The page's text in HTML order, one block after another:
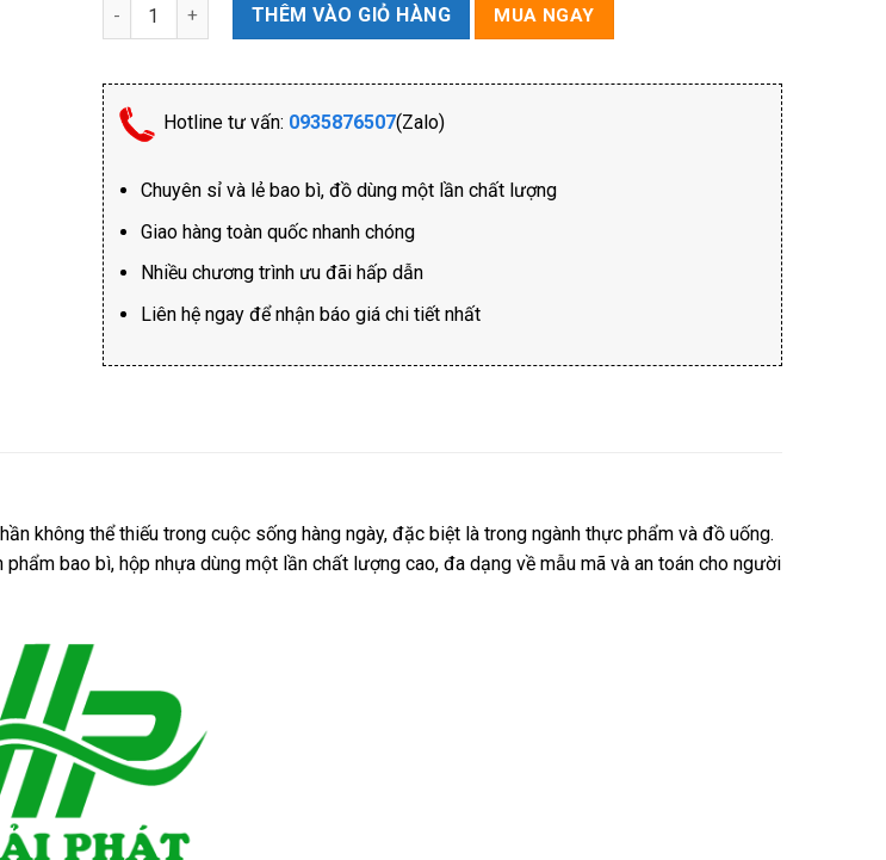
Bao 2 Vách Ngăn số lượngTHÊM VÀO GIỎ HÀNG MUA NGAY
Hotline tư vấn: 0935876507(Zalo)
Chuyên sỉ và lẻ bao bì, đồ dùng một lần chất lượng
Giao hàng toàn quốc nhanh chóng
Nhiều chương trình ưu đãi hấp dẫn
Liên hệ ngay để nhận báo giá chi tiết nhất
không thể thiếu trong cuộc sống hàng ngày, đặc biệt là trong ngành thực phẩm và đồ uống.
bao bì, hộp nhựa dùng một lần chất lượng cao, đa dạng về mẫu mã và an toán cho người